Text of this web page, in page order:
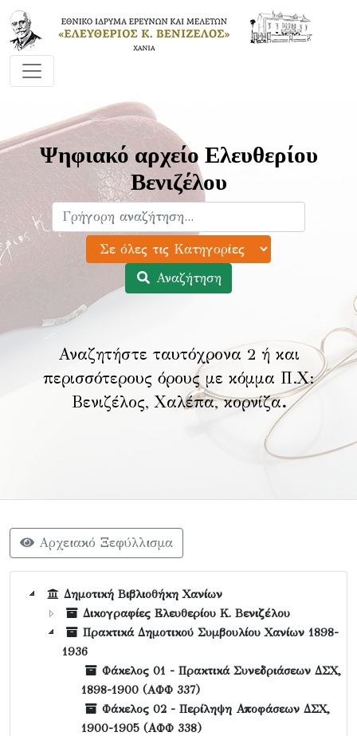
Ψηφιακό αρχείο Ελευθερίου
Βενιζέλου
Αναζήτηση
Αναζητήστε ταυτόχρονα 2 ή και
περισσότερους όρους με κόμμα Π.Χ:
Βενιζέλος, Χαλέπα, κορνίζα.
Αρχειακό Ξεφύλλισμα
Δημοτική Βιβλιοθήκη Χανίων
Δικογραφίες Ελευθερίου Κ. Βενιζέλου
Πρακτικά Δημοτικού Συμβουλίου Χανίων 1898-
1936
Φάκελος 01 - Πρακτικά Συνεδριάσεων ΔΣΧ,
1898-1900 (AΦΦ 337)
Φάκελος 02 - Περίληψη Αποφάσεων ΔΣΧ,
1900-1905 (ΑΦΦ 338)